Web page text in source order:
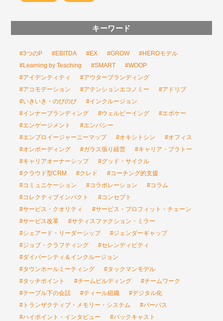
キーワード
#3つのP #EBITDA #EX #GROW
#HEROモデル
#Learning by Teaching
#SMART
#WOOP
#アイデンティティ
#アウターブランディング
#アコモデーション
#アテンションエコノミー
#アドリブ
#いきいき・のびのび
#インクルージョン
#インナーブランディング
#ウェルビーイング
#エポケー
#エンゲージメント
#エンパシー
#エンプロイージャーニーマップ
#オキシトシン
#オフィス
#オンボーディング
#ガラス張り経営
#キャリア・プラトー
#キャリアオーナーシップ
#グッド・サイクル
#クラウド型CRM
#クレド
#コーチング的支援
#コミュニケーション
#コラボレーション
#コラム
#コレクティブインパクト
#コンセプト
#サービス・クオリティ
#サービス・プロフィット・チェーン
#サービス改革
#サティスファクション・ミラー
#シェアード・リーダーシップ
#ジェンダーギャップ
#ジョブ・クラフティング
#セレンディピティ
#ダイバーシティ＆インクルージョン
#タウンホールミーティング
#タックマンモデル
#タッチポイント
#チームビルディング
#チームワーク
#テーブル下の会話
#ティール組織
#デジタル化
#トランザクティブ・メモリー・システム
#パーパス
#ハイポイント・インタビュー
#バックキャスト